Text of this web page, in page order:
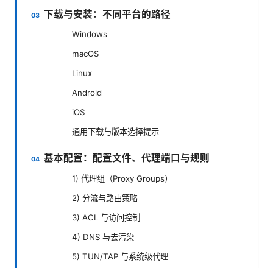
下载与安装：不同平台的路径
Windows
macOS
Linux
Android
iOS
通用下载与版本选择提示
基本配置：配置文件、代理端口与规则
1) 代理组（Proxy Groups）
2) 分流与路由策略
3) ACL 与访问控制
4) DNS 与去污染
5) TUN/TAP 与系统级代理